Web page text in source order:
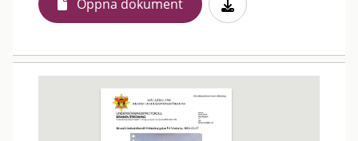
Öppna dokument